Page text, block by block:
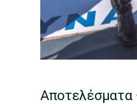
Αποτελέσματα